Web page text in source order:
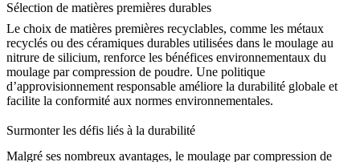
Sélection de matières premières durables
Le choix de matières premières recyclables, comme les métaux
recyclés ou des céramiques durables utilisées dans le moulage au
nitrure de silicium, renforce les bénéfices environnementaux du
moulage par compression de poudre. Une politique
d’approvisionnement responsable améliore la durabilité globale et
facilite la conformité aux normes environnementales.
Surmonter les défis liés à la durabilité
Malgré ses nombreux avantages, le moulage par compression de